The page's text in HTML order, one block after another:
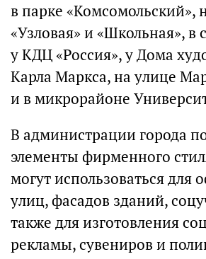
в парке «Комсомольский»,
«Узловая» и «Школьная», в
у КДЦ «Россия», у Дома
Карла Маркса, на улице
и в микрорайоне
В администрации города
элементы фирменного
могут использоваться для
улиц, фасадов зданий,
также для изготовления
рекламы, сувениров и